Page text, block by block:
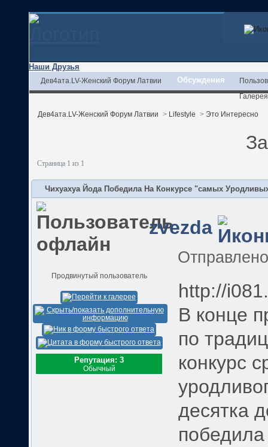
Наши Друзья
Дев4ата.LV-Женский Форум Латвии Обсуждения
Галерея
Дев4ата.LV-Женский Форум Латвии > Lifestyle > Это Интересно
Страница 1 из 1
Чихуахуа Йода Победила На Конкурсе "самых
zvezda
Продвинутый пользователь
Репутация: 3
Обычный
http://
В конце
по
конкурс
десятка